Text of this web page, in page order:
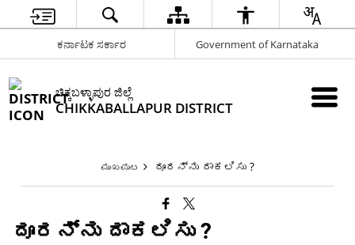
ಕರ್ನಾಟಕ ಸರ್ಕಾರ Government of Karnataka
ಚಿಕ್ಕಬಳ್ಳಾಪುರ ಜಿಲ್ಲೆ
CHIKKABALLAPUR DISTRICT
ಮುಖಪುಟ ದೂರನ್ನು ದಾಕಲಿಸು ?
ದೂರನ್ನು ದಾಕಲಿಸು ?